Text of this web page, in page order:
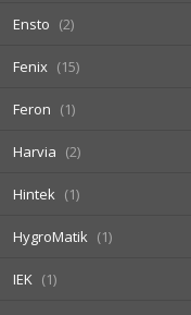
Ensto 2
Fenix 15
Feron 1
Harvia 2
Hintek 1
HygroMatik 1
IEK 1